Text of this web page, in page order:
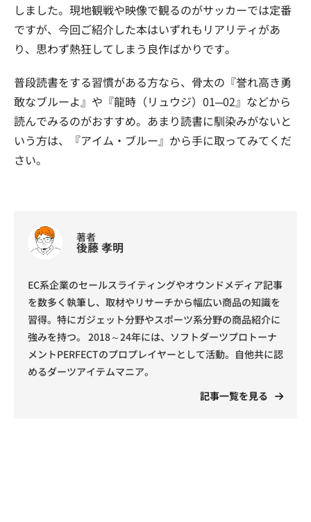
しました。現地観戦や映像で観るのがサッカーでは定番
ですが、今回ご紹介した本はいずれもリアリティがあ
り、思わず熱狂してしまう良作ばかりです。
普段読書をする習慣がある方なら、骨太の『誉れ高き勇
敢なブルーよ』や『龍時（リュウジ）01─02』などから
読んでみるのがおすすめ。あまり読書に馴染みがないと
いう方は、『アイム・ブルー』から手に取ってみてくだ
さい。
著者
後藤 孝明
EC系企業のセールスライティングやオウンドメディア記事
を数多く執筆し、取材やリサーチから幅広い商品の知識を
習得。特にガジェット分野やスポーツ系分野の商品紹介に
強みを持つ。 2018～24年には、ソフトダーツプロトーナ
メントPERFECTのプロプレイヤーとして活動。自他共に認
めるダーツアイテムマニア。
記事一覧を見る